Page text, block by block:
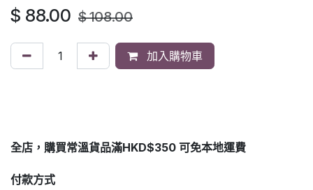
$ 88.00 $108.00
加入購物車
全店，購買常溫貨品滿HKD$350 可免本地運費
付款方式